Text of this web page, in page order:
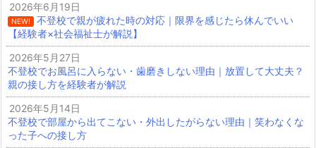
2026年6月19日
NEW!
不登校で親が疲れた時の対応｜限界を感じたら休んでいい
【経験者×社会福祉士が解説】
2026年5月27日
不登校でお風呂に入らない・歯磨きしない理由｜放置して大丈夫？
親の接し方を経験者が解説
2026年5月14日
不登校で部屋から出てこない・外出したがらない理由｜笑わなくな
った子への接し方